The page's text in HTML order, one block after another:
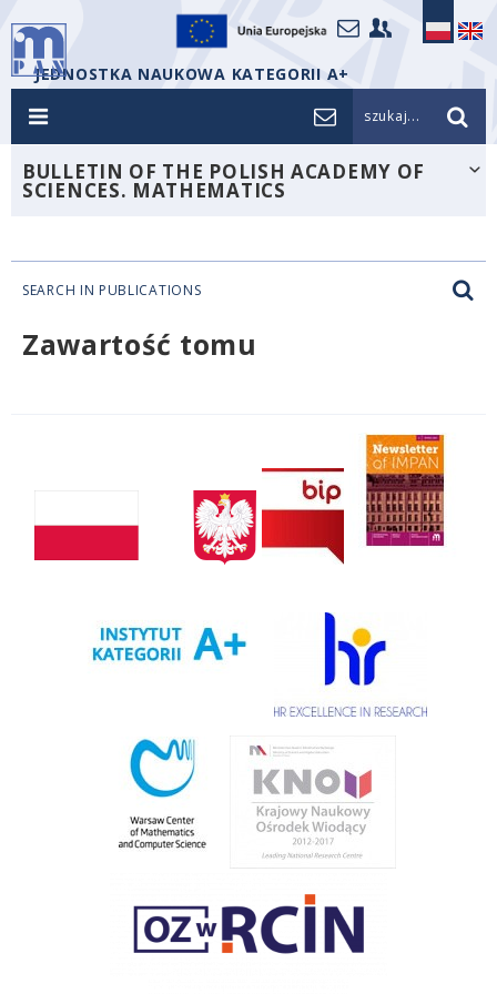
JEDNOSTKA NAUKOWA KATEGORII A+
szukaj...
BULLETIN OF THE POLISH ACADEMY OF
SCIENCES. MATHEMATICS
SEARCH IN PUBLICATIONS
Zawartość tomu